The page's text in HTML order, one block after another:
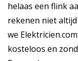
helaas een flink
rekenen niet
we
kosteloos en